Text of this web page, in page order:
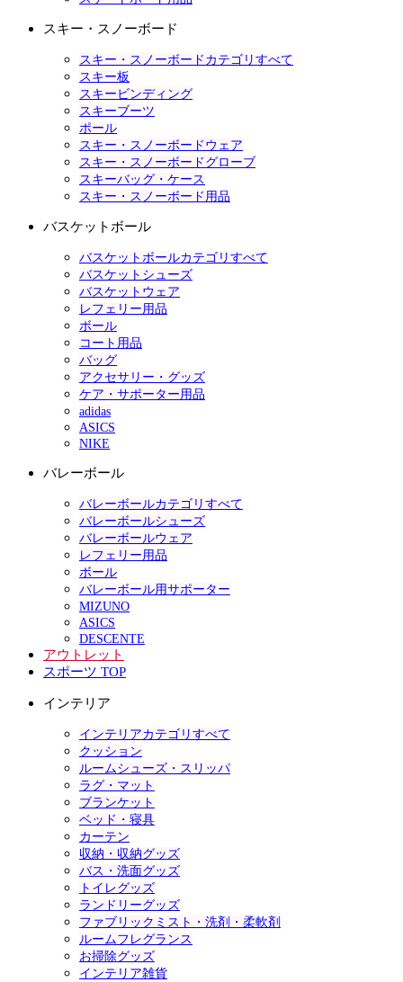
スキー・スノーボード
スキー・スノーボードカテゴリすべて
スキー板
スキービンディング
スキーブーツ
ポール
スキー・スノーボードウェア
スキー・スノーボードグローブ
スキーバッグ・ケース
スキー・スノーボード用品
バスケットボール
バスケットボールカテゴリすべて
バスケットシューズ
バスケットウェア
レフェリー用品
ボール
コート用品
バッグ
アクセサリー・グッズ
ケア・サポーター用品
adidas
ASICS
NIKE
バレーボール
バレーボールカテゴリすべて
バレーボールシューズ
バレーボールウェア
レフェリー用品
ボール
バレーボール用サポーター
MIZUNO
ASICS
DESCENTE
アウトレット
スポーツ TOP
インテリア
インテリアカテゴリすべて
クッション
ルームシューズ・スリッパ
ラグ・マット
ブランケット
ベッド・寝具
カーテン
収納・収納グッズ
バス・洗面グッズ
トイレグッズ
ランドリーグッズ
ファブリックミスト・洗剤・柔軟剤
ルームフレグランス
お掃除グッズ
インテリア雑貨